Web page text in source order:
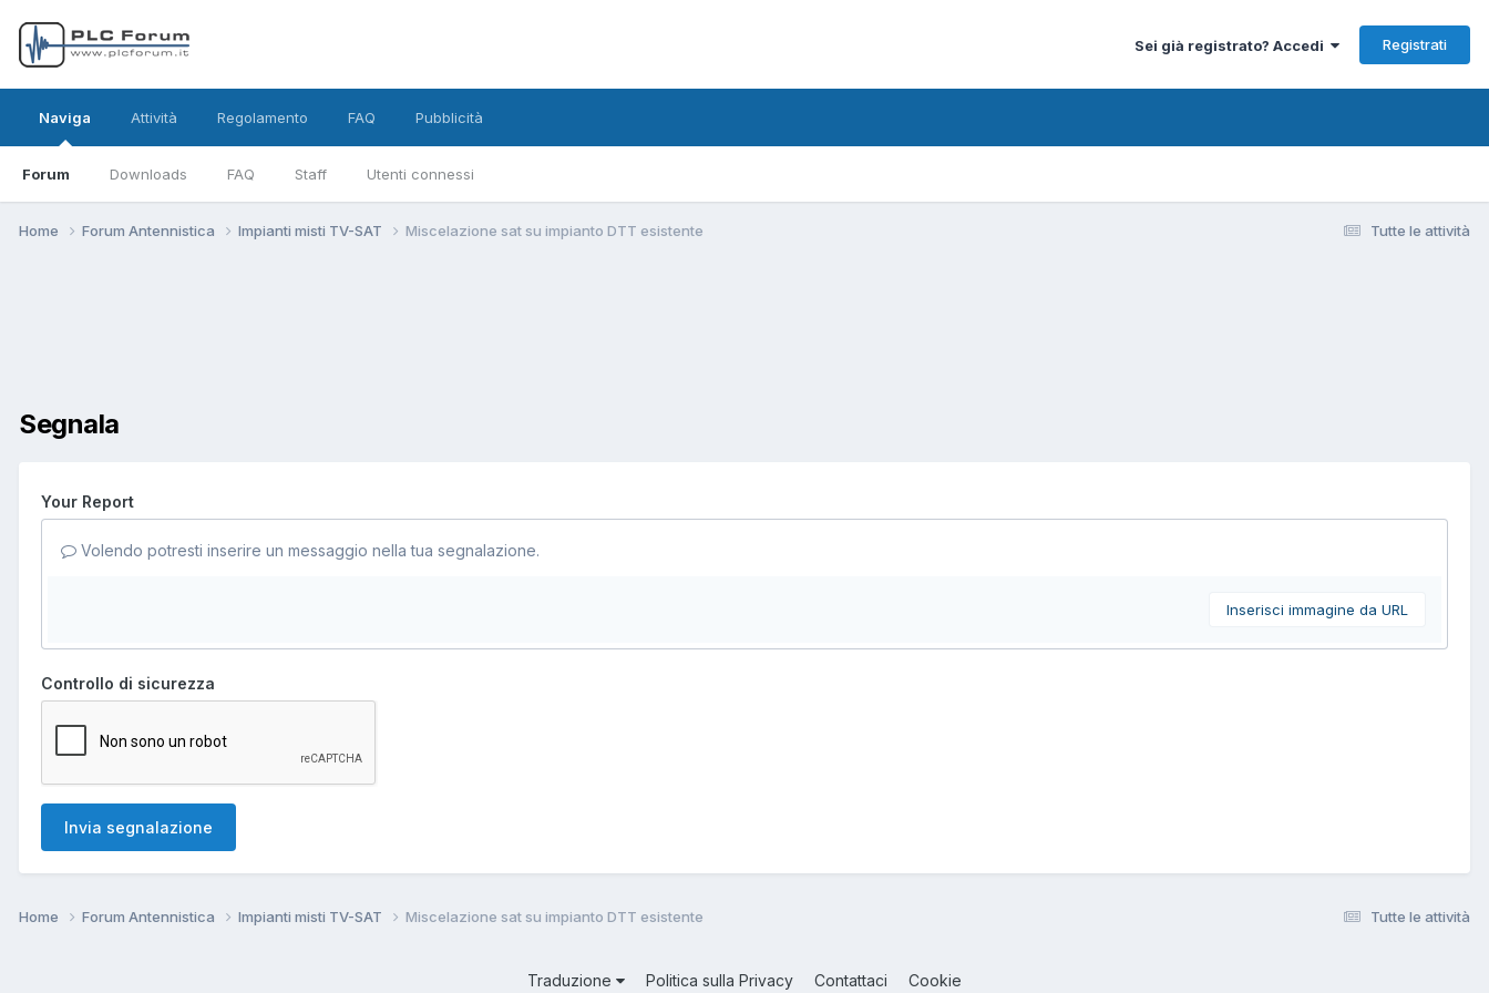
Sei già registrato? Accedi Registrati
Naviga
Forum Downloads FAQ Staff Utenti connessi
Attività Regolamento FAQ Pubblicità
Tutte le attività
Home Forum Antennistica Impianti misti TV-SAT Miscelazione sat su impianto DTT esistente
Segnala
Your Report
Volendo potresti inserire un messaggio nella tua segnalazione.
Inserisci immagine da URL
Controllo di sicurezza
Invia segnalazione
Tutte le attività
Home Forum Antennistica Impianti misti TV-SAT Miscelazione sat su impianto DTT esistente
Traduzione Politica sulla Privacy Contattaci Cookie